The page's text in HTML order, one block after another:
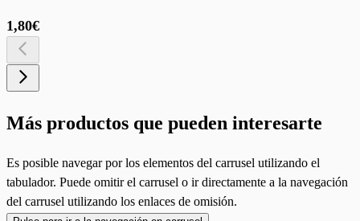
1,80€
Más productos que pueden interesarte
Es posible navegar por los elementos del carrusel utilizando el
tabulador. Puede omitir el carrusel o ir directamente a la navegación
del carrusel utilizando los enlaces de omisión.